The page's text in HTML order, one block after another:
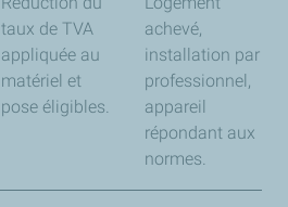
taux de TVA
appliquée au
matériel et
pose éligibles.
achevé,
installation par
professionnel,
appareil
répondant aux
normes.